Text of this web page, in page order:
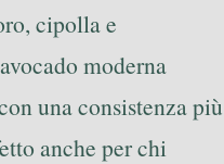
cipolla e
moderna
una consistenza più
anche per chi